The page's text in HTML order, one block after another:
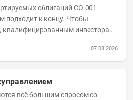
облигаций СО-001
07.08.2026
всё большим спросом со